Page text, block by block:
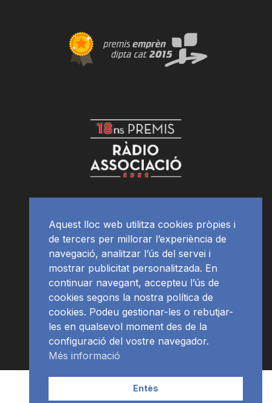
APP Programació
Aquest lloc web utilitza cookies pròpies i
de tercers per millorar l’experiència de
navegació, analitzar l’ús del servei i
mostrar publicitat personalitzada. En
continuar navegant, accepteu l’ús de
cookies segons la nostra política de
cookies. Podeu gestionar-les o rebutjar-
les en qualsevol moment des de la
configuració del vostre navegador.
Més informació
Entès